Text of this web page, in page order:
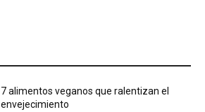
7 alimentos veganos que ralentizan el
envejecimiento